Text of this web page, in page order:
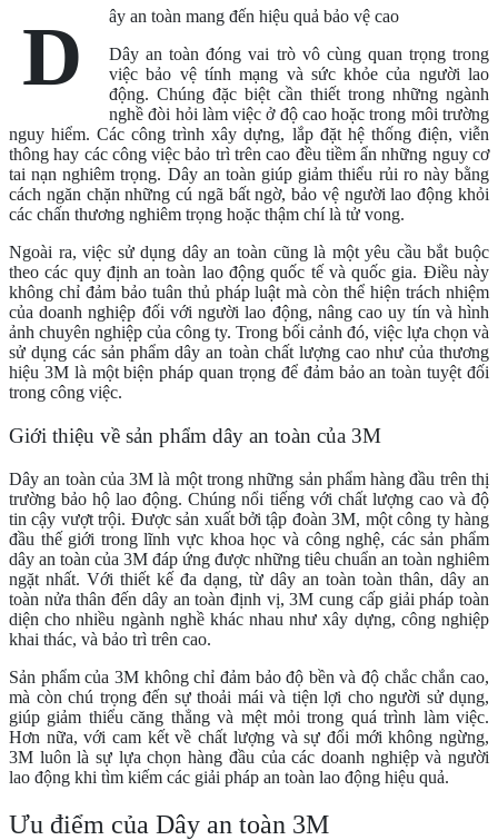
D
ây an toàn mang đến hiệu quả bảo vệ cao
Dây an toàn đóng vai trò vô cùng quan trọng trong
việc bảo vệ tính mạng và sức khỏe của người lao
động. Chúng đặc biệt cần thiết trong những ngành
nghề đòi hỏi làm việc ở độ cao hoặc trong môi trường
nguy hiểm. Các công trình xây dựng, lắp đặt hệ thống điện, viễn
thông hay các công việc bảo trì trên cao đều tiềm ẩn những nguy cơ
tai nạn nghiêm trọng. Dây an toàn giúp giảm thiểu rủi ro này bằng
cách ngăn chặn những cú ngã bất ngờ, bảo vệ người lao động khỏi
các chấn thương nghiêm trọng hoặc thậm chí là tử vong.
Ngoài ra, việc sử dụng dây an toàn cũng là một yêu cầu bắt buộc
theo các quy định an toàn lao động quốc tế và quốc gia. Điều này
không chỉ đảm bảo tuân thủ pháp luật mà còn thể hiện trách nhiệm
của doanh nghiệp đối với người lao động, nâng cao uy tín và hình
ảnh chuyên nghiệp của công ty. Trong bối cảnh đó, việc lựa chọn và
sử dụng các sản phẩm dây an toàn chất lượng cao như của thương
hiệu 3M là một biện pháp quan trọng để đảm bảo an toàn tuyệt đối
trong công việc.
Giới thiệu về sản phẩm dây an toàn của 3M
Dây an toàn của 3M là một trong những sản phẩm hàng đầu trên thị
trường bảo hộ lao động. Chúng nổi tiếng với chất lượng cao và độ
tin cậy vượt trội. Được sản xuất bởi tập đoàn 3M, một công ty hàng
đầu thế giới trong lĩnh vực khoa học và công nghệ, các sản phẩm
dây an toàn của 3M đáp ứng được những tiêu chuẩn an toàn nghiêm
ngặt nhất. Với thiết kế đa dạng, từ dây an toàn toàn thân, dây an
toàn nửa thân đến dây an toàn định vị, 3M cung cấp giải pháp toàn
diện cho nhiều ngành nghề khác nhau như xây dựng, công nghiệp
khai thác, và bảo trì trên cao.
Sản phẩm của 3M không chỉ đảm bảo độ bền và độ chắc chắn cao,
mà còn chú trọng đến sự thoải mái và tiện lợi cho người sử dụng,
giúp giảm thiểu căng thẳng và mệt mỏi trong quá trình làm việc.
Hơn nữa, với cam kết về chất lượng và sự đổi mới không ngừng,
3M luôn là sự lựa chọn hàng đầu của các doanh nghiệp và người
lao động khi tìm kiếm các giải pháp an toàn lao động hiệu quả.
Ưu điểm của Dây an toàn 3M